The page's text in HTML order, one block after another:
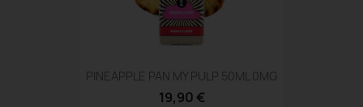
PINEAPPLE PAN MY PULP 50ML 0MG
19,90 €